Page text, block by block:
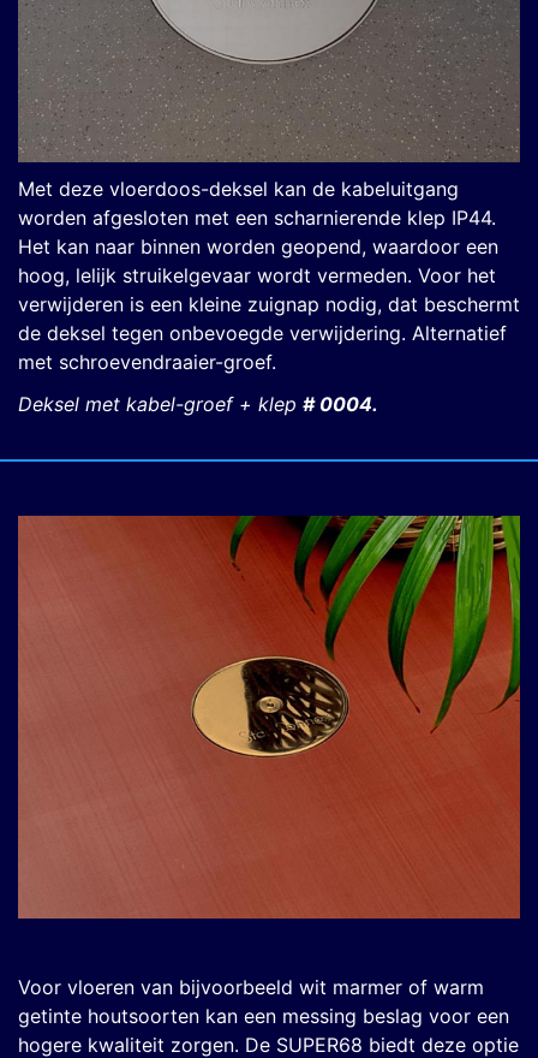
Met deze vloerdoos-deksel kan de kabeluitgang
worden afgesloten met een scharnierende klep IP44.
Het kan naar binnen worden geopend, waardoor een
hoog, lelijk struikelgevaar wordt vermeden. Voor het
verwijderen is een kleine zuignap nodig, dat beschermt
de deksel tegen onbevoegde verwijdering. Alternatief
met schroevendraaier-groef.
Deksel met kabel-groef + klep # 0004.
Voor vloeren van bijvoorbeeld wit marmer of warm
getinte houtsoorten kan een messing beslag voor een
hogere kwaliteit zorgen. De SUPER68 biedt deze optie